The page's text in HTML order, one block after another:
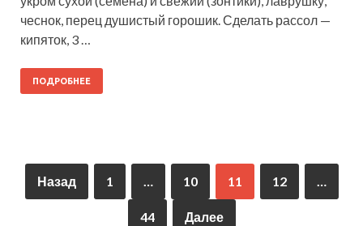
чеснок, перец душистый горошик. Сделать рассол —
кипяток, 3 …
ПОДРОБНЕЕ
Назад 1 … 10 11 12 …
44 Далее